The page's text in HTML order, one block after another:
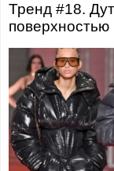
Тренд #18.
поверхностью